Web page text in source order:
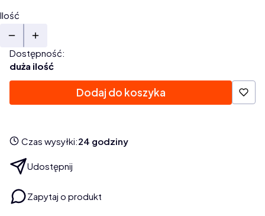
Ilość
Dostępność:
duża ilość
Dodaj do koszyka
Czas wysyłki:24 godziny
Udostępnij
Zapytaj o produkt